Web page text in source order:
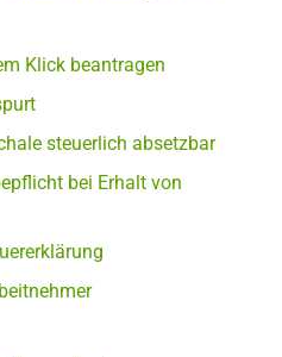
Klick beantragen
steuerlich absetzbar
bei Erhalt von